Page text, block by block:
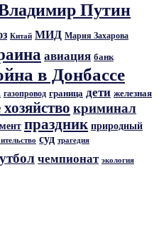
Путин
Китай МИД Мария Захарова
авиация банк
в Донбассе
газопровод граница дети железная
криминал
праздник природный
суд трагедия
чемпионат экология